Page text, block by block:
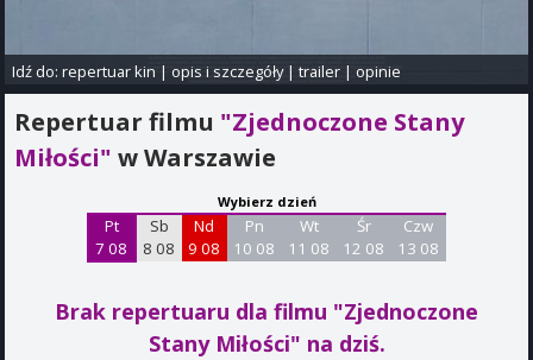
Idź do:repertuar kin | opis i szczegóły|trailer |opinie
Repertuar filmu "Zjednoczone Stany
Miłości" w Warszawie
Wybierz dzień
Pt
7 08
Sb
8 08
Nd
9 08
Pn
10 08
Wt
11 08
Śr
12 08
Czw
13 08
Brak repertuaru dla filmu "Zjednoczone
Stany Miłości" na dziś.